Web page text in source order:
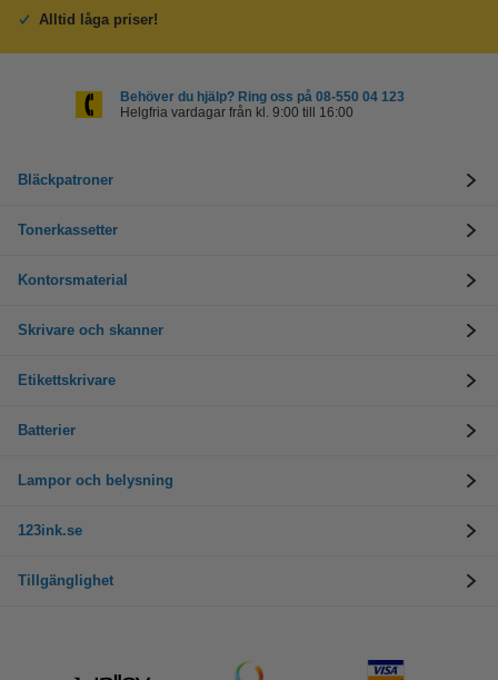
Alltid låga priser!
Behöver du hjälp? Ring oss på 08-550 04 123
Helgfria vardagar från kl. 9:00 till 16:00
Bläckpatroner
Tonerkassetter
Kontorsmaterial
Skrivare och skanner
Etikettskrivare
Batterier
Lampor och belysning
123ink.se
Tillgänglighet